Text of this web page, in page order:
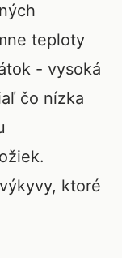
teploty
- vysoká
čo nízka
ktoré